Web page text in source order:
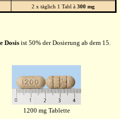
2 x täglich 1 Tabl à 300 mg
Dosis ist 50% der Dosierung ab dem 15.
1200 mg Tablette